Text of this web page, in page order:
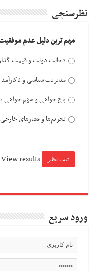
نظرسنجی
مهم ترین دلیل عدم
دخالت دولت و قیمت
مدیریت سیاسی و ناکارآمد
باج خواهی و سهم خواهی
تحریم‌ها و فشارهای خارجی
View results
ورود سریع